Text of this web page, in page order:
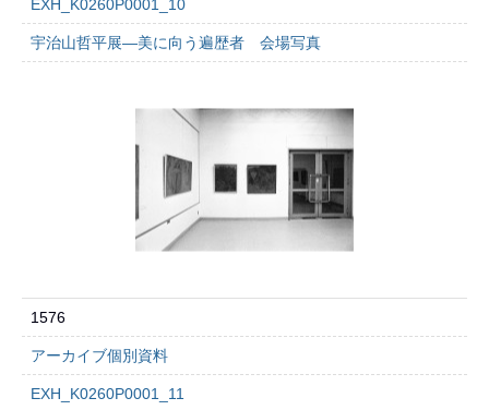
EXH_K0260P0001_10
宇治山哲平展―美に向う遍歴者 会場写真
1576
アーカイブ個別資料
EXH_K0260P0001_11